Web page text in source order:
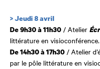
> Jeudi 8 avril
De 9h30 à 11h30 / Atelier
littérature en visioconférence.
De 14h30 à 17h30 / Atelier
par le pôle littérature en